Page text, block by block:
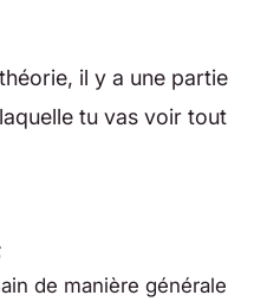
il y a une partie
tu vas voir tout
de manière générale